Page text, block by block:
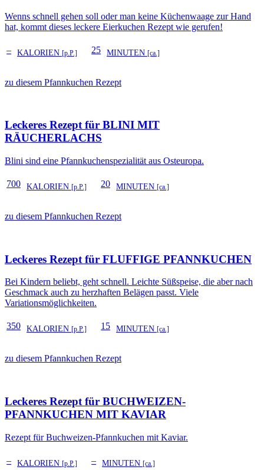
Wenns schnell gehen soll oder man keine Küchenwaage zur Hand
hat, kommt dieses leckere Eierkuchen Rezept wie gerufen!
– KALORIEN [p.P.] 25 MINUTEN [ca.]
zu diesem Pfannkuchen Rezept
Leckeres Rezept für BLINI MIT
RÄUCHERLACHS
Blini sind eine Pfannkuchenspezialität aus Osteuropa.
700 KALORIEN [p.P.] 20 MINUTEN [ca.]
zu diesem Pfannkuchen Rezept
Leckeres Rezept für FLUFFIGE PFANNKUCHEN
Bei Kindern beliebt, geht schnell. Leichte Süßspeise, die aber nach
Geschmack auch zu herzhaften Belägen passt. Viele
Variationsmöglichkeiten.
350 KALORIEN [p.P.] 15 MINUTEN [ca.]
zu diesem Pfannkuchen Rezept
Leckeres Rezept für BUCHWEIZEN-
PFANNKUCHEN MIT KAVIAR
Rezept für Buchweizen-Pfannkuchen mit Kaviar.
– KALORIEN [p.P.] – MINUTEN [ca.]